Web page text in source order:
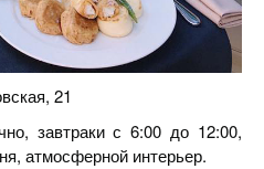
21
завтраки с 6:00 до 12:00,
атмосферной интерьер.